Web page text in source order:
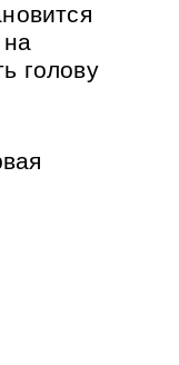
голову